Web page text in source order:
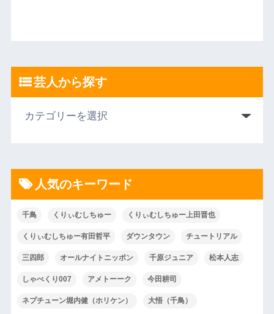
芸人から探す
人気のキーワード
千鳥 くりぃむしちゅー くりぃむしちゅー上田晋也
くりぃむしちゅー有田哲平 ダウンタウン チュートリアル
三四郎 オールナイトニッポン 千原ジュニア 松本人志
しゃべくり007 アメトーーク 今田耕司
ネプチューン堀内健（ホリケン） 大悟（千鳥）